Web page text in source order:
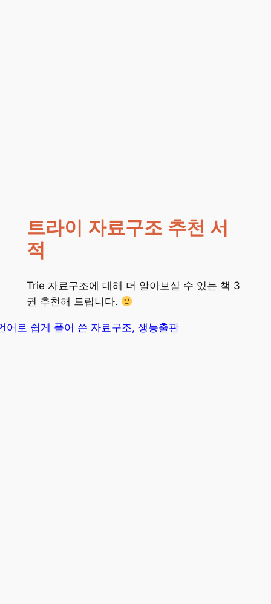
트라이 자료구조 추천 서
적
Trie 자료구조에 대해 더 알아보실 수 있는 책 3
권 추천해 드립니다.